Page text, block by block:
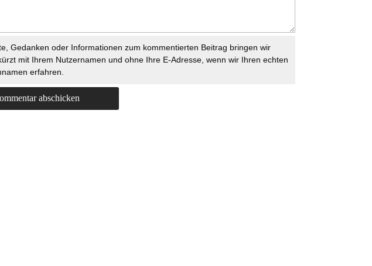
Gedanken oder Informationen zum kommentierten Beitrag bringen wir
mit Ihrem Nutzernamen und ohne Ihre E-Adresse, wenn wir Ihren echten
erfahren.